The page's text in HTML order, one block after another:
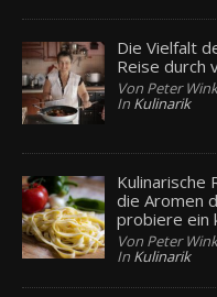
Die Vielfalt
Reise durch
Von Peter
In Kulinarik
Kulinarische
die Aromen
probiere ein
Von Peter
In Kulinarik